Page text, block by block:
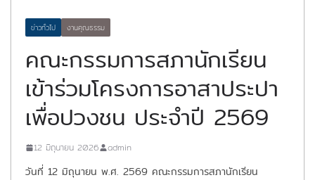
ข่าวทั่วไป งานคุณธรรม
คณะกรรมการสภานักเรียน
เข้าร่วมโครงการอาสาประปา
เพื่อปวงชน ประจำปี 2569
12 มิถุนายน 2026 admin
วันที่ 12 มิถุนายน พ.ศ. 2569 คณะกรรมการสภานักเรียน